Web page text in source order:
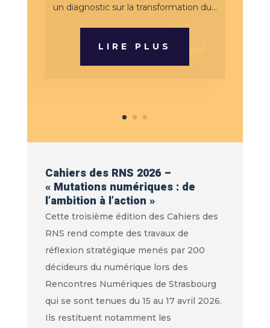
un diagnostic sur la transformation du...
LIRE PLUS
Cahiers des RNS 2026 –
« Mutations numériques : de
l’ambition à l’action »
Cette troisième édition des Cahiers des
RNS rend compte des travaux de
réflexion stratégique menés par 200
décideurs du numérique lors des
Rencontres Numériques de Strasbourg
qui se sont tenues du 15 au 17 avril 2026.
Ils restituent notamment les